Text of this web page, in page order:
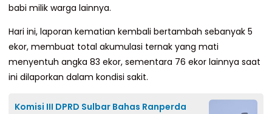
babi milik warga lainnya.
Hari ini, laporan kematian kembali bertambah sebanyak 5
ekor, membuat total akumulasi ternak yang mati
menyentuh angka 83 ekor, sementara 76 ekor lainnya saat
ini dilaporkan dalam kondisi sakit.
Komisi III DPRD Sulbar Bahas Ranperda